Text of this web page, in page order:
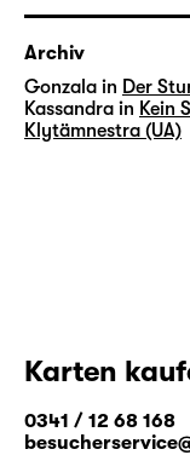
Archiv
Gonzala in Der
Kassandra in Kein
Klytämnestra (UA)
Karten
0341 / 12 68 168